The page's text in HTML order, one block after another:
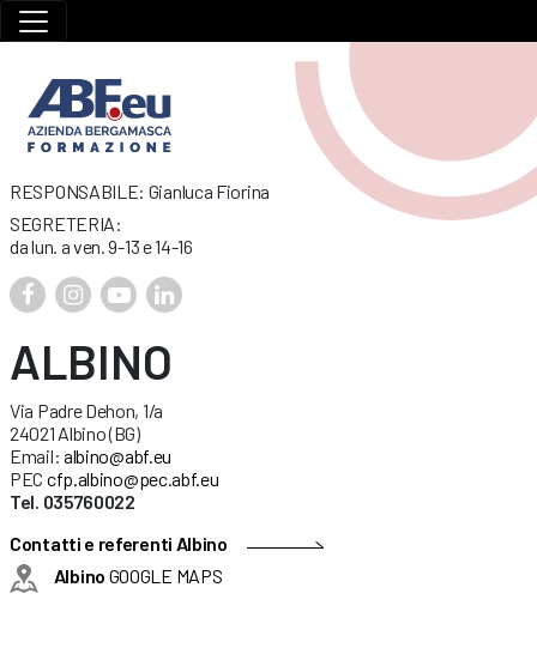
RESPONSABILE: Gianluca Fiorina
SEGRETERIA:
da lun. a ven. 9-13 e 14-16
ALBINO
Via Padre Dehon, 1/a
24021 Albino (BG)
Email: albino@abf.eu
PEC cfp.albino@pec.abf.eu
Tel. 035760022
Contatti e referenti Albino
Albino GOOGLE MAPS